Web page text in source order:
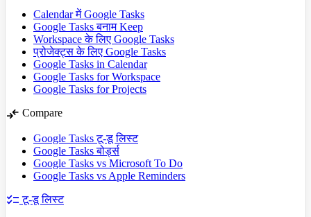
Calendar में Google Tasks
Google Tasks बनाम Keep
Workspace के लिए Google Tasks
प्रोजेक्ट्स के लिए Google Tasks
Google Tasks in Calendar
Google Tasks for Workspace
Google Tasks for Projects
compare_arrows Compare
Google Tasks टू-डू लिस्ट
Google Tasks बोर्ड्स
Google Tasks vs Microsoft To Do
Google Tasks vs Apple Reminders
checklist टू-डू लिस्ट